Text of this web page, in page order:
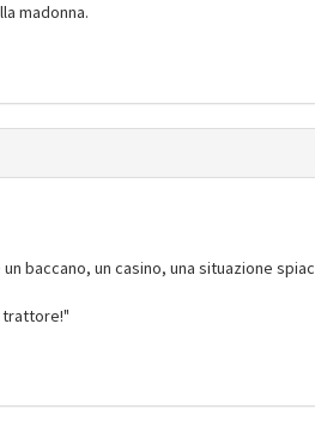
madonna.
baccano, un casino, una situazione
trattore!"